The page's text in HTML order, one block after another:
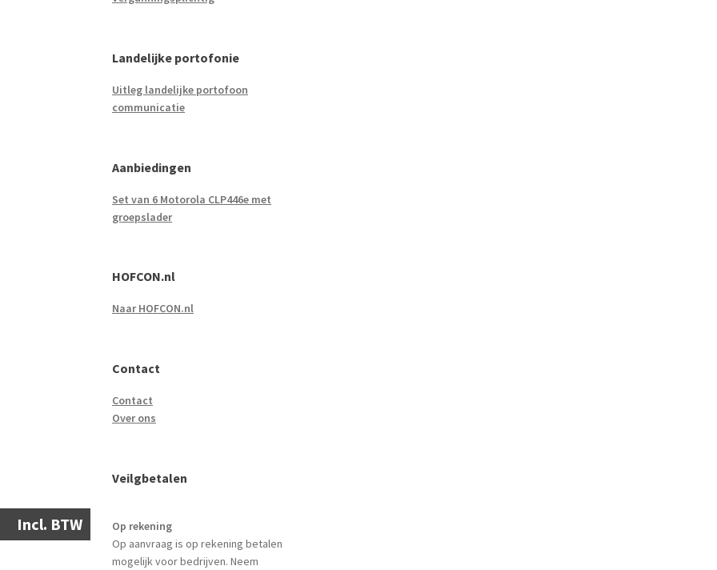
Incl. BTW
Landelijke portofonie
Uitleg landelijke portofoon
communicatie
Aanbiedingen
Set van 6 Motorola CLP446e met
groepslader
HOFCON.nl
Naar HOFCON.nl
Contact
Contact
Over ons
Veilgbetalen
Op rekening
Op aanvraag is op rekening betalen
mogelijk voor bedrijven. Neem